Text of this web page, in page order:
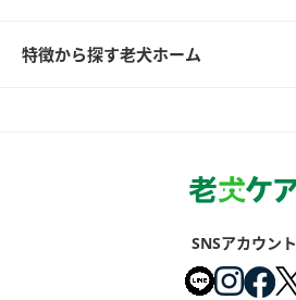
特徴から探す老犬ホーム
SNSアカウント